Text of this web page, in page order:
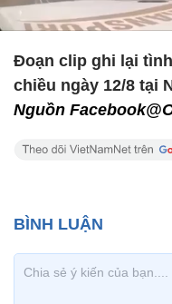
Đoạn clip ghi lại
chiều ngày 12/8 tại
Nguồn